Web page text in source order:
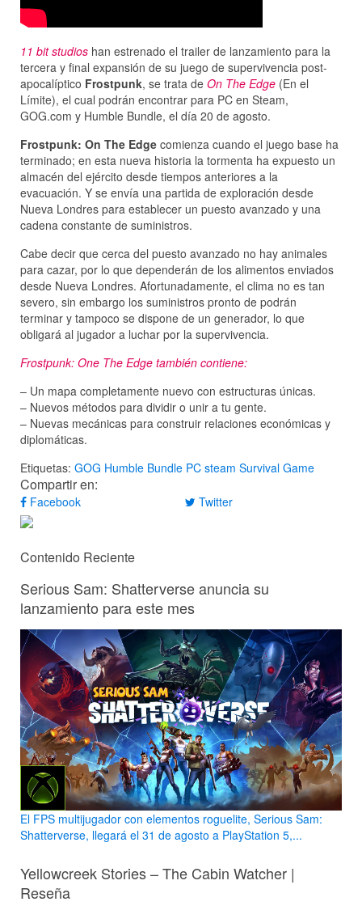
11 bit studios han estrenado el trailer de lanzamiento para la
tercera y final expansión de su juego de supervivencia post-
apocalíptico Frostpunk, se trata de On The Edge (En el
Límite), el cual podrán encontrar para PC en Steam,
GOG.com y Humble Bundle, el día 20 de agosto.
Frostpunk: On The Edge comienza cuando el juego base ha
terminado; en esta nueva historia la tormenta ha expuesto un
almacén del ejército desde tiempos anteriores a la
evacuación. Y se envía una partida de exploración desde
Nueva Londres para establecer un puesto avanzado y una
cadena constante de suministros.
Cabe decir que cerca del puesto avanzado no hay animales
para cazar, por lo que dependerán de los alimentos enviados
desde Nueva Londres. Afortunadamente, el clima no es tan
severo, sin embargo los suministros pronto de podrán
terminar y tampoco se dispone de un generador, lo que
obligará al jugador a luchar por la supervivencia.
Frostpunk: One The Edge también contiene:
– Un mapa completamente nuevo con estructuras únicas.
– Nuevos métodos para dividir o unir a tu gente.
– Nuevas mecánicas para construir relaciones económicas y
diplomáticas.
Etiquetas: GOG Humble Bundle PC steam Survival Game
Compartir en:
Facebook Twitter
Contenido Reciente
Serious Sam: Shatterverse anuncia su
lanzamiento para este mes
El FPS multijugador con elementos roguelite, Serious Sam:
Shatterverse, llegará el 31 de agosto a PlayStation 5,...
Yellowcreek Stories – The Cabin Watcher |
Reseña